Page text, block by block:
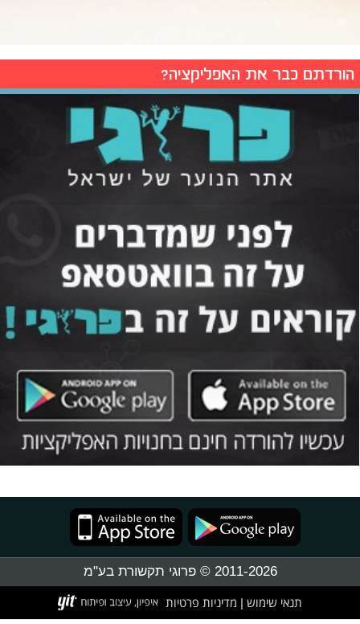
הורדתם כבר את האפליקציה?
2011-2026 © פרוגי תקשורת בע"מ
תנאי שימוש מדיניות פרטיות